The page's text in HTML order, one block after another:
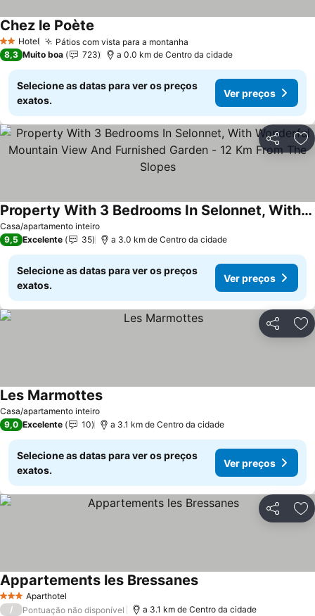
2 Estrelas
Hotel Pátios com vista para a montanha
Chez le Poète
8,3 Muito boa 723 a 0.0 km de Centro da cidade
Selecione as datas para ver os preços
exatos.
Ver preços
Partilhar
Casa/apartamento inteiro
Property With 3 Bedrooms In Selonnet, With Wonderful Mountain View And Furnished Garden - 12 Km From The Slopes
Ver preços
9,5 Excelente 35 a 3.0 km de Centro da cidade
Selecione as datas para ver os preços
exatos.
Ver preços
Partilhar
Casa/apartamento inteiro
Les MarmottesVer preços
9,0 Excelente 10 a 3.1 km de Centro da cidade
Selecione as datas para ver os preços
exatos.
Ver preços
Partilhar
3 EstrelasAparthotel
Appartements les BressanesVer preços
/ Pontuação não disponível a 3.1 km de Centro da cidade